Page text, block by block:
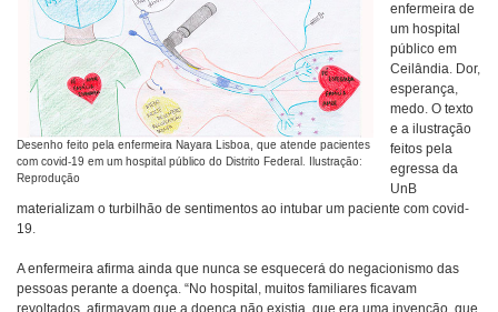
Desenho feito pela enfermeira Nayara Lisboa, que atende pacientes
com covid-19 em um hospital público do Distrito Federal. Ilustração:
Reprodução
enfermeira de
um hospital
público em
Ceilândia. Dor,
esperança,
medo. O texto
e a ilustração
feitos pela
egressa da
UnB
materializam o turbilhão de sentimentos ao intubar um paciente com covid-
19.
A enfermeira afirma ainda que nunca se esquecerá do negacionismo das
pessoas perante a doença. “No hospital, muitos familiares ficavam